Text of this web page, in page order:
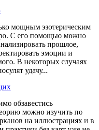
мощным эзотерическим
С его помощью можно
прошлое,
эмоции и
В некоторых случаях
удачу...
обзавестись
можно изучить по
на иллюстрациях и в